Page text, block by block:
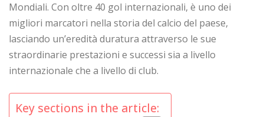
Mondiali. Con oltre 40 gol internazionali, è uno dei
migliori marcatori nella storia del calcio del paese,
lasciando un’eredità duratura attraverso le sue
straordinarie prestazioni e successi sia a livello
internazionale che a livello di club.
Key sections in the article: